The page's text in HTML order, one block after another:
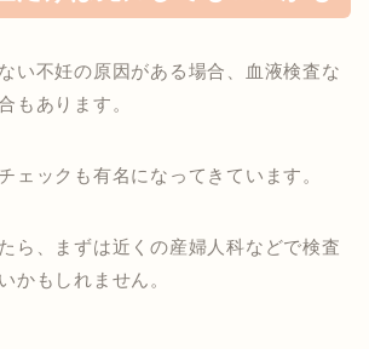
い不妊の原因がある場合、血液検査な
も あります。
ェックも有名になってきています。
ら、まずは近くの産婦人科などで検査
かもしれません。